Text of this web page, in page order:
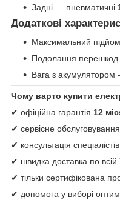
Задні — пневматичні
Додаткові
Максимальний
Подолання
Вага з
Чому варто купити
✔ офіційна гарантія 12
✔ сервісне
✔ консультація
✔ швидка доставка по всій
✔ тільки сертифікована
✔ допомога у виборі